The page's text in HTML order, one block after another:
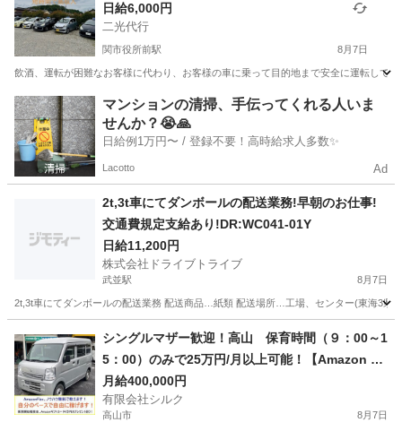
日給6,000円
二光代行
関市役所前駅 8月7日
飲酒、運転が困難なお客様に代わり、お客様の車に乗って目的地まで安全に運転して
岐阜 関市 関市役所前駅 ドライバー 最低賃金
マンションの清掃、手伝ってくれる人いま
せんか？😭🙏
日給例1万円〜 / 登録不要！高時給求人多数✨
Lacotto Ad
2t,3t車にてダンボールの配送業務!早朝のお仕事!
交通費規定支給あり!DR:WC041-01Y
日給11,200円
株式会社ドライブトライブ
武並駅 8月7日
2t,3t車にてダンボールの配送業務 配送商品…紙類 配送場所…工場、センター(東海3
武並駅 ドライバー 番号
シングルマザー歓迎！高山 保育時間（９：00～1
5：00）のみで25万円/月以上可能！【Amazon Fl
ex】で稼ぎましょう！
月給400,000円
有限会社シルク
高山市 8月7日